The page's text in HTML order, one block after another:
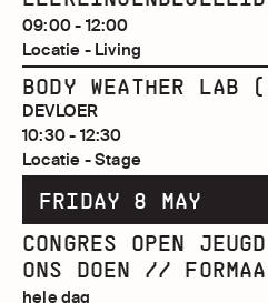
09:00 - 12:00
Locatie - Living
BODY WEATHER LAB
DEVLOER
10:30 - 12:30
Locatie - Stage
FRIDAY 8 MAY
CONGRES OPEN
ONS DOEN //
hele dag